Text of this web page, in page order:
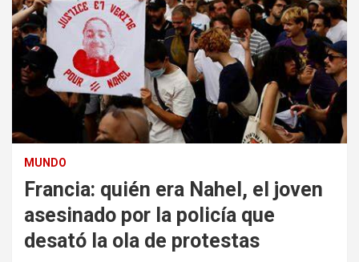
MUNDO
Francia: quién era Nahel, el joven
asesinado por la policía que
desató la ola de protestas